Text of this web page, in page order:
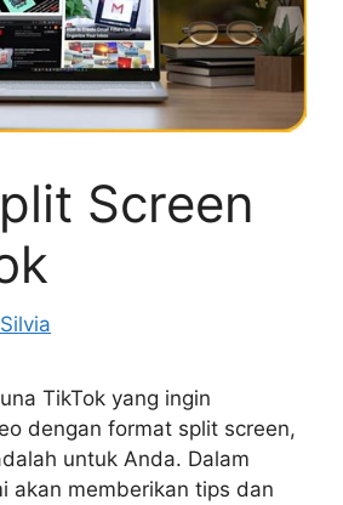
Screen
Silvia
TikTok yang ingin
dengan format split screen,
untuk Anda. Dalam
akan memberikan tips dan